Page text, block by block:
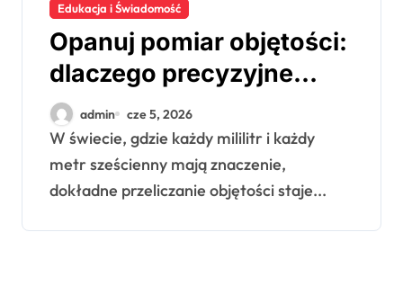
Edukacja i Świadomość
Opanuj pomiar objętości:
dlaczego precyzyjne
przeliczanie m3 na litry
jest kluczowe?
admin cze 5, 2026
W świecie, gdzie każdy mililitr i każdy
metr sześcienny mają znaczenie,
dokładne przeliczanie objętości staje...